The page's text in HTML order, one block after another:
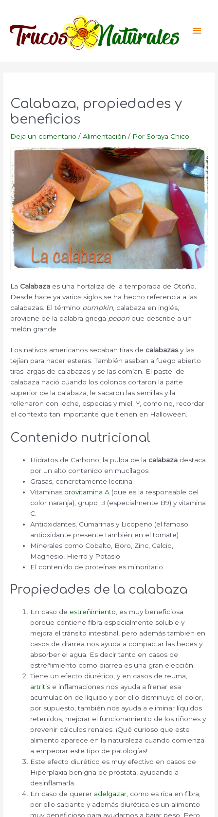
contenido
Calabaza, propiedades y
beneficios
Deja un comentario /Alimentación / Por Soraya Chico
La Calabaza es una hortaliza de la temporada de Otoño.
Desde hace ya varios siglos se ha hecho referencia a las
calabazas. El término pumpkin , calabaza en inglés,
proviene de la palabra griega pepon que describe a un
melón grande.
Los nativos americanos secaban tiras de calabazasy las
tejían para hacer esteras. También asaban a fuego abierto
tiras largas de calabazas y se las comían. El pastel de
calabaza nació cuando los colonos cortaron la parte
superior de la calabaza, le sacaron las semillas y la
rellenaron con leche, especias y miel. Y, como no, recordar
el contexto tan importante que tienen en Halloween.
Contenido nutricional
Hidratos de Carbono, la pulpa de la calabaza destaca
por un alto contenido en mucílagos.
Grasas, concretamente lecitina.
Vitaminas provitamina A (que es la responsable del
color naranja), grupo B (especialmente B9) y vitamina
C.
Antioxidantes, Cumarinas y Licopeno (el famoso
antioxidante presente también en el tomate).
Minerales como Cobalto, Boro, Zinc, Calcio,
Magnesio, Hierro y Potasio.
El contenido de proteínas es minoritario.
Propiedades de la calabaza
En caso de estreñimiento , es muy beneficiosa
porque contiene fibra especialmente soluble y
mejora el tránsito intestinal, pero además también en
casos de diarrea nos ayuda a compactar las heces y
absorber el agua. Es decir tanto en casos de
estreñimiento como diarrea es una gran elección.
Tiene un efecto diurético, y en casos de reuma,
artritis e inflamaciones nos ayuda a frenar esa
acumulación de líquido y por ello disminuye el dolor,
por supuesto, también nos ayuda a eliminar líquidos
retenidos, mejorar el funcionamiento de los riñones y
prevenir cálculos renales. ¡Qué curioso que este
alimento aparece en la naturaleza cuando comienza
a empeorar este tipo de patologías!.
Este efecto diurético es muy efectivo en casos de
Hiperplaxia benigna de próstata, ayudando a
desinflamarla.
En caso de querer adelgazar , como es rica en fibra,
por ello saciante y además diurética es un alimento
muy beneficioso para ayudarnos a bajar peso. Pero